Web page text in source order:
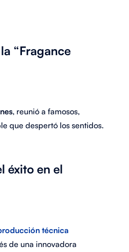
“Fragance
, reunió a famosos,
que despertó los sentidos.
éxito en el
técnica
de una innovadora